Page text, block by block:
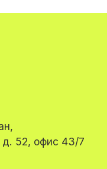
д. 52, офис 43/7